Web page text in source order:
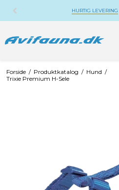
HURTIG LEVERING
Forside / Produktkatalog / Hund /
Trixie Premium H-Sele